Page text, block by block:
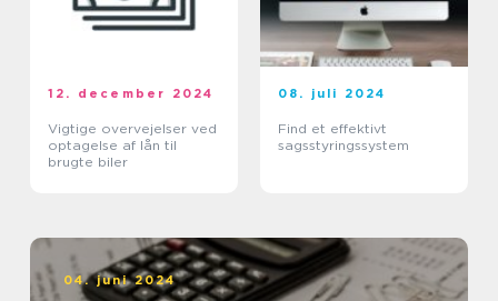
12. december 2024
Vigtige overvejelser ved
optagelse af lån til
brugte biler
08. juli 2024
Find et effektivt
sagsstyringssystem
04. juni 2024